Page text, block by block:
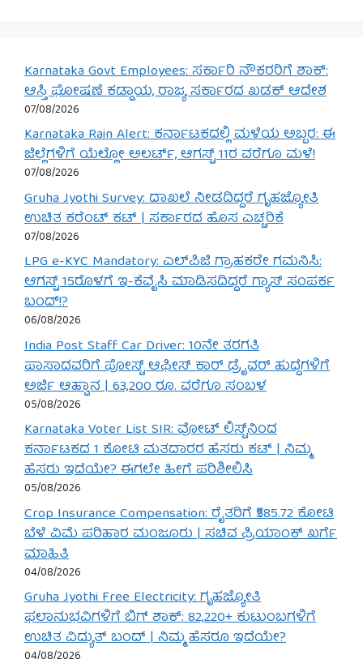
Karnataka Govt Employees: ಸರ್ಕಾರಿ ನೌಕರರಿಗೆ ಶಾಕ್:
ಆಸ್ತಿ ಘೋಷಣೆ ಕಡ್ಡಾಯ, ರಾಜ್ಯ ಸರ್ಕಾರದ ಖಡಕ್ ಆದೇಶ
07/08/2026
Karnataka Rain Alert: ಕರ್ನಾಟಕದಲ್ಲಿ ಮಳೆಯ ಅಬ್ಬರ: ಈ
ಜಿಲ್ಲೆಗಳಿಗೆ ಯೆಲ್ಲೋ ಅಲರ್ಟ್, ಆಗಸ್ಟ್ 11ರ ವರೆಗೂ ಮಳೆ!
07/08/2026
Gruha Jyothi Survey: ದಾಖಲೆ ನೀಡದಿದ್ದರೆ ಗೃಹಜ್ಯೋತಿ
ಉಚಿತ ಕರೆಂಟ್ ಕಟ್ | ಸರ್ಕಾರದ ಹೊಸ ಎಚ್ಚರಿಕೆ
07/08/2026
LPG e-KYC Mandatory: ಎಲ್‌ಪಿಜಿ ಗ್ರಾಹಕರೇ ಗಮನಿಸಿ:
ಆಗಸ್ಟ್ 15ರೊಳಗೆ ಇ-ಕೆವೈಸಿ ಮಾಡಿಸದಿದ್ದರೆ ಗ್ಯಾಸ್ ಸಂಪರ್ಕ
ಬಂದ್!?
06/08/2026
India Post Staff Car Driver: 10ನೇ ತರಗತಿ
ಪಾಸಾದವರಿಗೆ ಪೋಸ್ಟ್ ಆಫೀಸ್ ಕಾರ್ ಡ್ರೈವರ್ ಹುದ್ದೆಗಳಿಗೆ
ಅರ್ಜಿ ಆಹ್ವಾನ | 63,200 ರೂ. ವರೆಗೂ ಸಂಬಳ
05/08/2026
Karnataka Voter List SIR: ವೋಟ್ ಲಿಸ್ಟ್‌ನಿಂದ
ಕರ್ನಾಟಕದ 1 ಕೋಟಿ ಮತದಾರರ ಹೆಸರು ಕಟ್ | ನಿಮ್ಮ
ಹೆಸರು ಇದೆಯೇ? ಈಗಲೇ ಹೀಗೆ ಪರಿಶೀಲಿಸಿ
05/08/2026
Crop Insurance Compensation: ರೈತರಿಗೆ ₹585.72 ಕೋಟಿ
ಬೆಳೆ ವಿಮೆ ಪರಿಹಾರ ಮಂಜೂರು | ಸಚಿವ ಪ್ರಿಯಾಂಕ್ ಖರ್ಗೆ
ಮಾಹಿತಿ
04/08/2026
Gruha Jyothi Free Electricity: ಗೃಹಜ್ಯೋತಿ
ಫಲಾನುಭವಿಗಳಿಗೆ ಬಿಗ್ ಶಾಕ್: 82,220+ ಕುಟುಂಬಗಳಿಗೆ
ಉಚಿತ ವಿದ್ಯುತ್ ಬಂದ್ | ನಿಮ್ಮ ಹೆಸರೂ ಇದೆಯೇ?